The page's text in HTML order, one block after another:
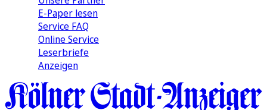
E-Paper lesen
Service FAQ
Online Service
Leserbriefe
Anzeigen